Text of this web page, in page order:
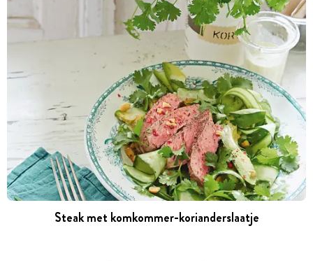
Steak met komkommer-korianderslaatje